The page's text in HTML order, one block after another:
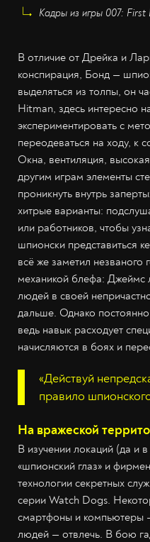
Кадры из игры 007:
В отличие от Дрейка и
конспирация, Бонд —
выделяться из толпы, он
Hitman, здесь интересно
экспериментировать с
переодеваться на ходу, к
Окна, вентиляция,
другим играм элементы
проникнуть внутрь
хитрые варианты:
или работников, чтобы
шпионски представиться
всё же заметил незваного
механикой блефа: Джеймс
людей в своей
дальше. Однако
ведь навык расходует
начисляются в боях и
«Действуй
правило
На вражеской
В изучении локаций (да и
«шпионский глаз» и
технологии секретных
серии Watch Dogs.
смартфоны и
людей — отвлечь. В бою